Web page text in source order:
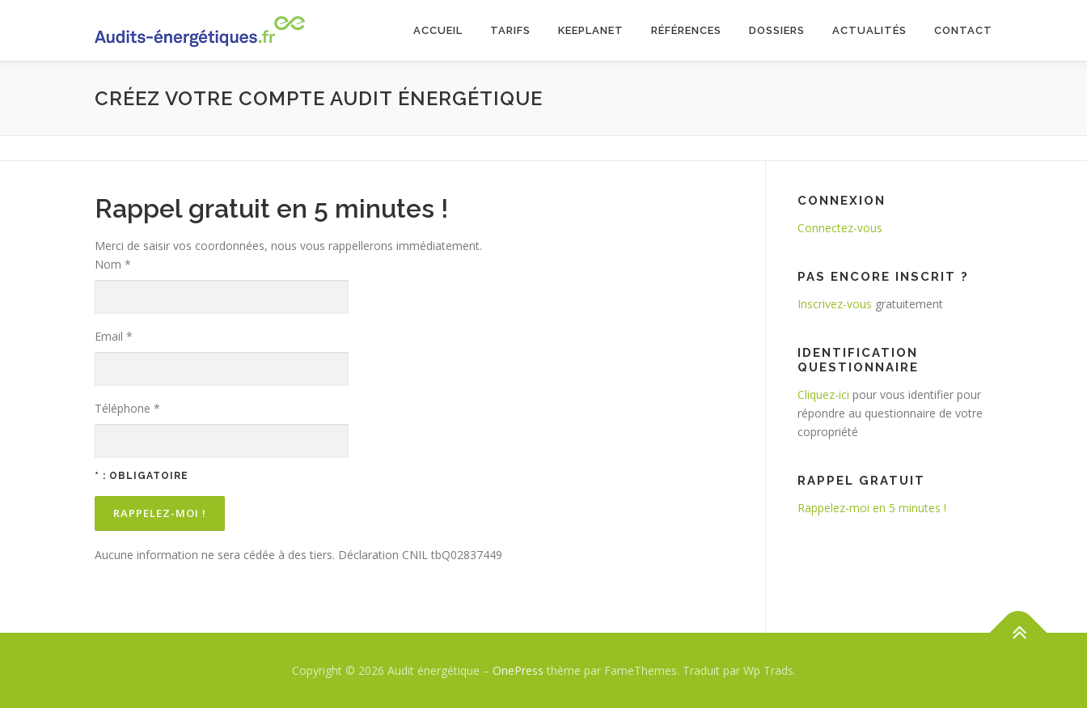
ACCUEIL TARIFS KEEPLANET RÉFÉRENCES DOSSIERS ACTUALITÉS CONTACT
CRÉEZ VOTRE COMPTE AUDIT ÉNERGÉTIQUE
Rappel gratuit en 5 minutes !
Merci de saisir vos coordonnées, nous vous rappellerons immédiatement.
Nom *
Email *
Téléphone *
* : OBLIGATOIRE
Aucune information ne sera cédée à des tiers. Déclaration CNIL tbQ02837449
CONNEXION
Connectez-vous
PAS ENCORE INSCRIT ?
Inscrivez-vous gratuitement
IDENTIFICATION
QUESTIONNAIRE
Cliquez-ici pour vous identifier pour
répondre au questionnaire de votre
copropriété
RAPPEL GRATUIT
Rappelez-moi en 5 minutes !
Copyright © 2026 Audit énergétique – OnePress thème par FameThemes. Traduit par Wp Trads.